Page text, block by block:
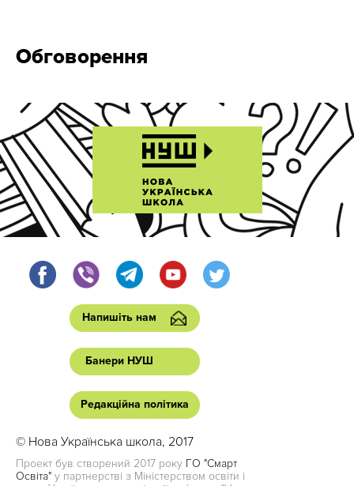
Обговорення
Напишіть нам
Банери НУШ
Редакційна політика
© Нова Українська школа, 2017
Проект був створений 2017 року ГО "Смарт
Освіта" у партнерстві з Міністерством освіти і